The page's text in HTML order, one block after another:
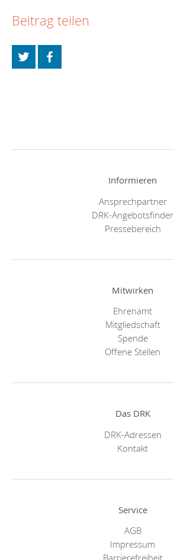
Beitrag teilen
Informieren
Ansprechpartner
DRK-Angebotsfinder
Pressebereich
Mitwirken
Ehrenamt
Mitgliedschaft
Spende
Offene Stellen
Das DRK
DRK-Adressen
Kontakt
Service
AGB
Impressum